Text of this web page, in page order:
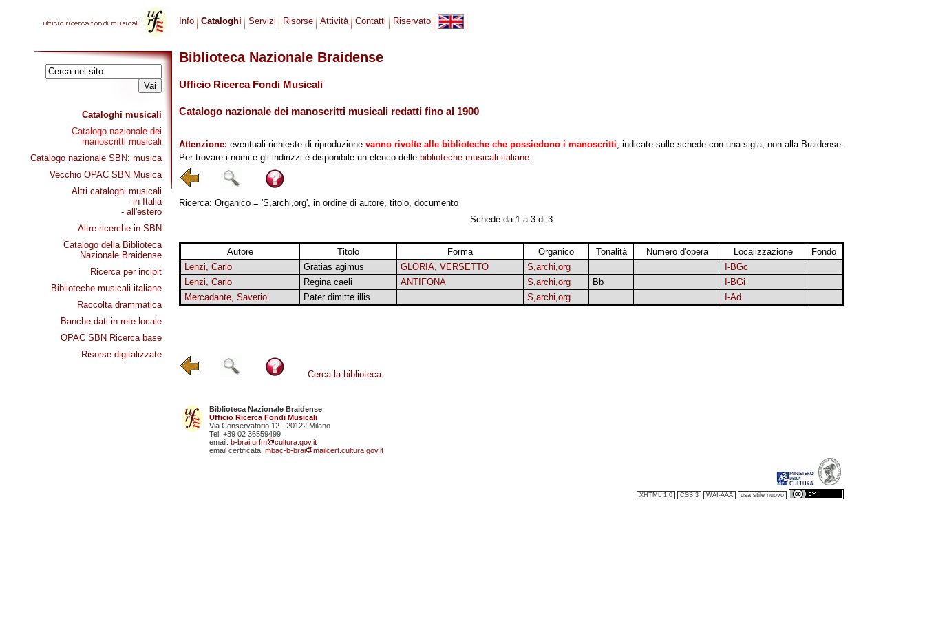
Cataloghi musicali
Catalogo nazionale dei
manoscritti musicali
Catalogo nazionale SBN: musica
Vecchio OPAC SBN Musica
Altri cataloghi musicali
- in Italia
- all'estero
Altre ricerche in SBN
Catalogo della Biblioteca
Nazionale Braidense
Ricerca per incipit
Biblioteche musicali italiane
Raccolta drammatica
Banche dati in rete locale
OPAC SBN Ricerca base
Risorse digitalizzate
Info Cataloghi Servizi Risorse Attività Contatti Riservato
Biblioteca Nazionale Braidense
Ufficio Ricerca Fondi Musicali
Catalogo nazionale dei manoscritti musicali redatti fino al 1900
Attenzione: eventuali richieste di riproduzione vanno rivolte alle biblioteche che possiedono i manoscritti, indicate sulle schede con una sigla, non alla Braidense.
Per trovare i nomi e gli indirizzi è disponibile un elenco delle biblioteche musicali italiane.
Ricerca: Organico = 'S,archi,org', in ordine di autore, titolo, documento
Schede da 1 a 3 di 3
Autore Titolo Forma Organico Tonalità Numero d'opera Localizzazione
Fondo
Lenzi, Carlo
Gratias agimus GLORIA, VERSETTO S,archi,org
I-BGc
Lenzi, Carlo
Regina caeli ANTIFONA S,archi,org Bb
I-BGi
Mercadante, Saverio
Pater dimitte illis S,archi,org I-Ad
Cerca la biblioteca
Biblioteca Nazionale Braidense
Ufficio Ricerca Fondi Musicali
Via Conservatorio 12 - 20122 Milano
Tel. +39 02 36559499
email: b-brai.urfm
cultura.gov.it
email certificata: mbac-b-brai mailcert.cultura.gov.it
XHTML 1.0 CSS 3 WAI-AAA usa stile nuovo